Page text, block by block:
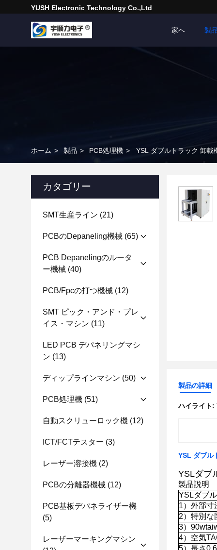
YUSH Electronic Technology Co.,Ltd
家へ 製
ホーム > 製品 > PCB処理機 > YSL ダブルトラック 卸載
カタゴリー
SMT生産ライン (21)
PCBのdepaneling機械 (65)
PCB Depanelingのルータ
ー機械 (40)
PCB/fpcの打つ機械 (12)
SMT ピック・アンド・プレ
イス・マシン (11)
LED PCB デパネリングマシ
ン (13)
ディップラインマシン (50)
PCB処理機 (51)
自動スクリューロック機 (12)
ICT/FCTテスター (3)
レーザー溶接機 (2)
PCBの分離器機械 (12)
PCB基板デパネライザー機
(5)
レーザーマーキングマシン
製品の詳細
ハイライト:
YSL ダブル
YSLダブ
製品説明
YSLダブ
1）外部寸
2）特別な
3）
4）空気
5）長さ